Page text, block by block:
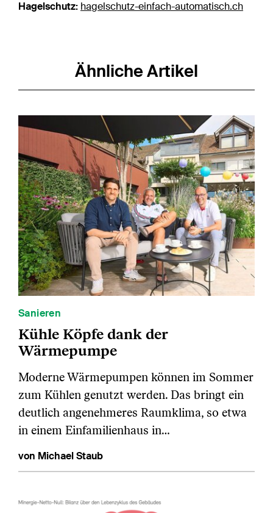
Hagelschutz: hagelschutz-einfach-automatisch.ch
Ähnliche Artikel
Sanieren
Kühle Köpfe dank der
Wärmepumpe
Moderne Wärmepumpen können im Sommer
zum Kühlen genutzt werden. Das bringt ein
deutlich angenehmeres Raumklima, so etwa
in einem Einfamilienhaus in…
von Michael Staub